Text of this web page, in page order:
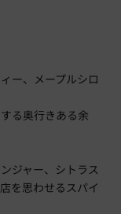
ー、メープルシロ
る奥行きある余
ジャー、シトラス
を思わせるスパイ